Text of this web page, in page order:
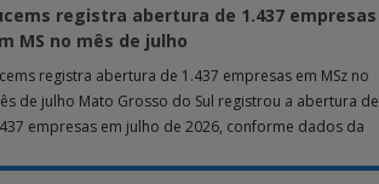
registra abertura de 1.437 empresas
MS no mês de julho
registra abertura de 1.437 empresas em MSz no
de julho Mato Grosso do Sul registrou a abertura de
empresas em julho de 2026, conforme dados da